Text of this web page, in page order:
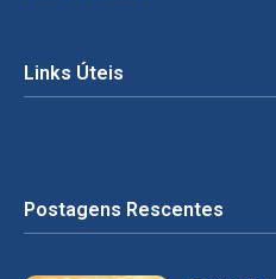
Links Úteis
Postagens Rescentes